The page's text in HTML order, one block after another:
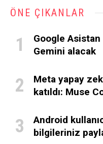
ÖNE ÇIKANLAR
Google Asistan
Gemini alacak
Meta yapay
katıldı: Muse
Android
bilgileriniz